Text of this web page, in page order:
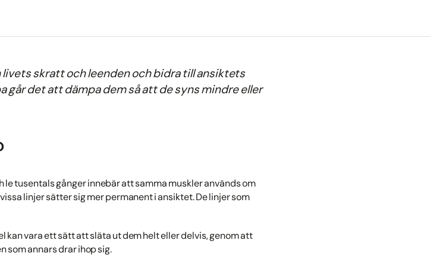
skratt och leenden och bidra till ansiktets
går det att dämpa dem så att de syns mindre eller
tusentals gånger innebär att samma muskler används om
linjer sätter sig mer permanent i ansiktet. De linjer som
vara ett sätt att släta ut dem helt eller delvis, genom att
som annars drar ihop sig.